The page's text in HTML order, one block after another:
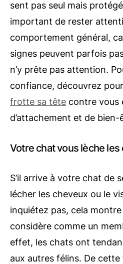
sent pas seul mais
important de rester
comportement général,
signes peuvent parfois
n’y prête pas attention.
confiance, découvrez
frotte sa tête contre vous
d’attachement et de bien-
Votre chat vous lèche les
S’il arrive à votre chat de
lécher les cheveux ou le
inquiétez pas, cela
considère comme un
effet, les chats ont
aux autres félins. De